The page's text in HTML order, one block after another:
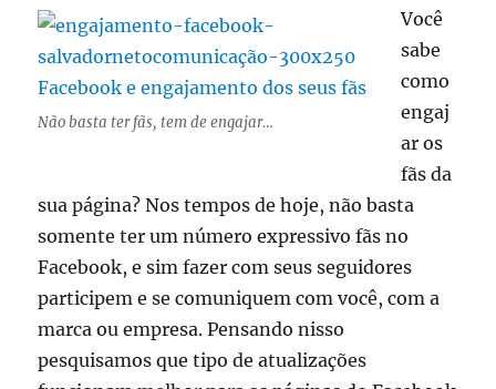
Não basta ter fãs, tem de engajar…
Você
sabe
como
engaj
ar os
fãs da
sua página? Nos tempos de hoje, não basta
somente ter um número expressivo fãs no
Facebook, e sim fazer com seus seguidores
participem e se comuniquem com você, com a
marca ou empresa. Pensando nisso
pesquisamos que tipo de atualizações